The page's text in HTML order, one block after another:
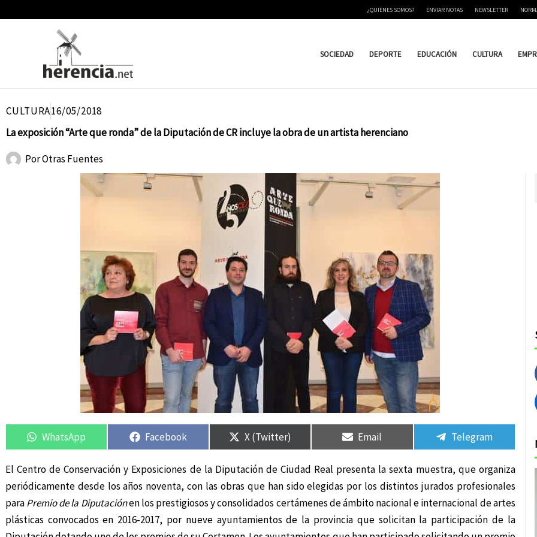
¿QUIENES SOMOS? ENVIAR NOTAS NEWSLETTER
SOCIEDAD DEPORTE EDUCACIÓN CULTURA
CULTURA16/05/2018
La exposición “Arte que ronda” de la Diputación de CR incluye la obra de un artista herenciano
PorOtras Fuentes
Compartir
en
WhatsApp
Compartir
en
Facebook
Compartir
en
X (Twitter)
Compartir
en
Email
en
Telegram
El Centro de Conservación y Exposiciones de la Diputación de Ciudad Real presenta la sexta muestra, que organiza
periódicamente desde los años noventa, con las obras que han sido elegidas por los distintos jurados profesionales
paraPremio de la Diputaciónen los prestigiosos y consolidados certámenes de ámbito nacional e internacional de artes
plásticas convocados en 2016-2017, por nueve ayuntamientos de la provincia que solicitan la participación de la
Compartir
en
Compartir
en
Compartir
en
Compartir
en en